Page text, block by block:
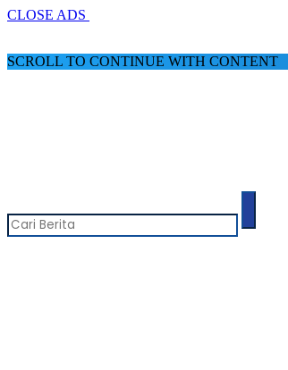
CLOSE ADS
SCROLL TO CONTINUE WITH CONTENT